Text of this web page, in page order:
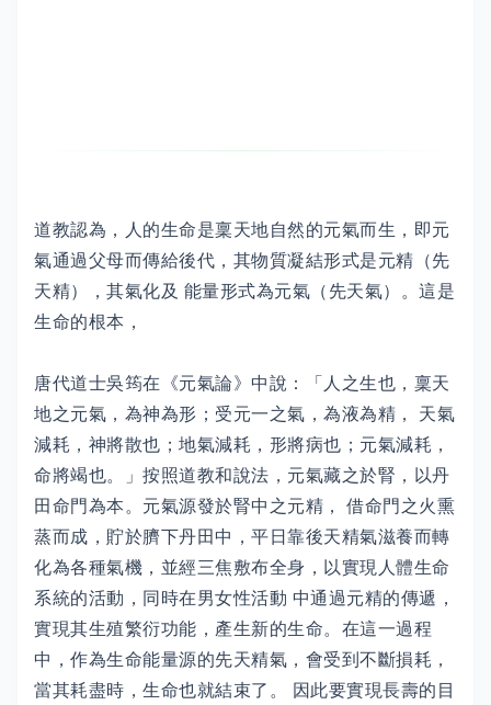
道教認為，人的生命是稟天地自然的元氣而生，即元
氣通過父母而傳給後代，其物質凝結形式是元精（先
天精），其氣化及 能量形式為元氣（先天氣）。這是
生命的根本，
唐代道士吳筠在《元氣論》中說：「人之生也，稟天
地之元氣，為神為形；受元一之氣，為液為精， 天氣
減耗，神將散也；地氣減耗，形將病也；元氣減耗，
命將竭也。」按照道教和說法，元氣藏之於腎，以丹
田命門為本。元氣源發於腎中之元精， 借命門之火熏
蒸而成，貯於臍下丹田中，平日靠後天精氣滋養而轉
化為各種氣機，並經三焦敷布全身，以實現人體生命
系統的活動，同時在男女性活動 中通過元精的傳遞，
實現其生殖繁衍功能，產生新的生命。在這一過程
中，作為生命能量源的先天精氣，會受到不斷損耗，
當其耗盡時，生命也就結束了。 因此要實現長壽的目